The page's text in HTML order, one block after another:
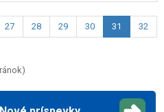
27 28 29 30 31 32